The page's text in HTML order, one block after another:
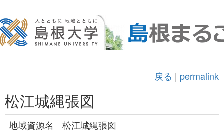
戻る | permalink
松江城縄張図
地域資源名
松江城縄張図